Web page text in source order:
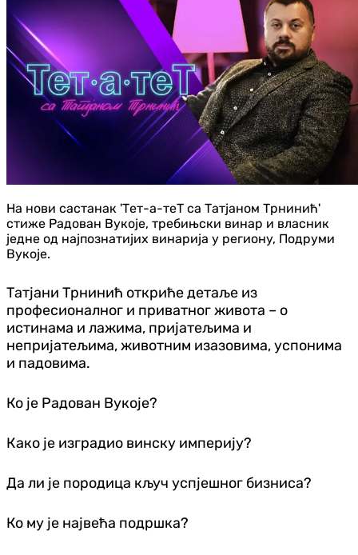
На нови састанак 'Тет-а-теТ са Татјаном Трнинић'
стиже Радован Вукоје, требињски винар и власник
једне од најпознатијих винарија у региону, Подруми
Вукоје.
Татјани Трнинић откриће детаље из
професионалног и приватног живота – о
истинама и лажима, пријатељима и
непријатељима, животним изазовима, успонима
и падовима.
Ко је Радован Вукоје?
Како је изградио винску империју?
Да ли је породица кључ успјешног бизниса?
Ко му је највећа подршка?